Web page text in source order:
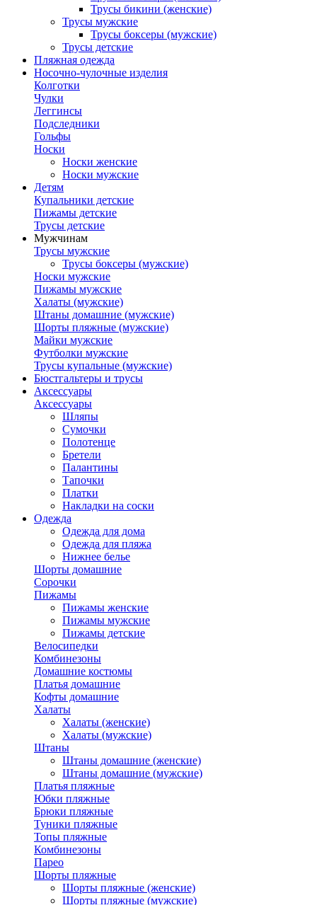
Трусы бикини (женские)
Трусы мужские
Трусы боксеры (мужские)
Трусы детские
Пляжная одежда
Носочно-чулочные изделия
Колготки
Чулки
Леггинсы
Подследники
Гольфы
Носки
Носки женские
Носки мужские
Детям
Купальники детские
Пижамы детские
Трусы детские
Мужчинам
Трусы мужские
Трусы боксеры (мужские)
Носки мужские
Пижамы мужские
Халаты (мужские)
Штаны домашние (мужские)
Шорты пляжные (мужские)
Майки мужские
Футболки мужские
Трусы купальные (мужские)
Бюстгальтеры и трусы
Аксессуары
Аксессуары
Шляпы
Сумочки
Полотенце
Бретели
Палантины
Тапочки
Платки
Накладки на соски
Одежда
Одежда для дома
Одежда для пляжа
Нижнее белье
Шорты домашние
Сорочки
Пижамы
Пижамы женские
Пижамы мужские
Пижамы детские
Велосипедки
Комбинезоны
Домашние костюмы
Платья домашние
Кофты домашние
Халаты
Халаты (женские)
Халаты (мужские)
Штаны
Штаны домашние (женские)
Штаны домашние (мужские)
Платья пляжные
Юбки пляжные
Брюки пляжные
Туники пляжные
Топы пляжные
Комбинезоны
Парео
Шорты пляжные
Шорты пляжные (женские)
Шорты пляжные (мужские)